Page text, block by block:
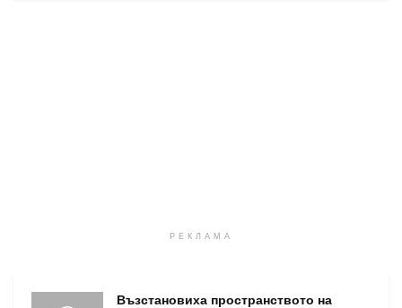
РЕКЛАМА
Възстановиха пространството на